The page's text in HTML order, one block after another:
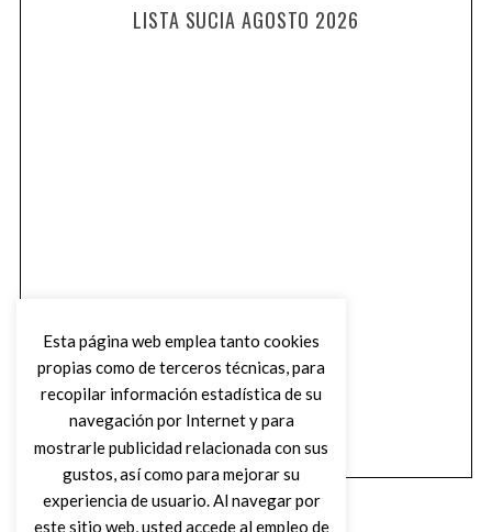
LISTA SUCIA AGOSTO 2026
Esta página web emplea tanto cookies
propias como de terceros técnicas, para
recopilar información estadística de su
navegación por Internet y para
mostrarle publicidad relacionada con sus
gustos, así como para mejorar su
experiencia de usuario. Al navegar por
este sitio web, usted accede al empleo de